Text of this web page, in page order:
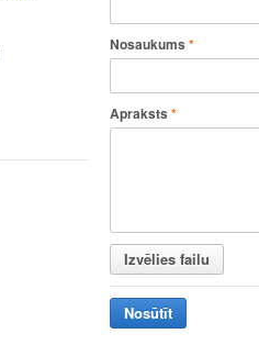
Nosaukums *
Apraksts *
Izvēlies failu
Nosūtīt